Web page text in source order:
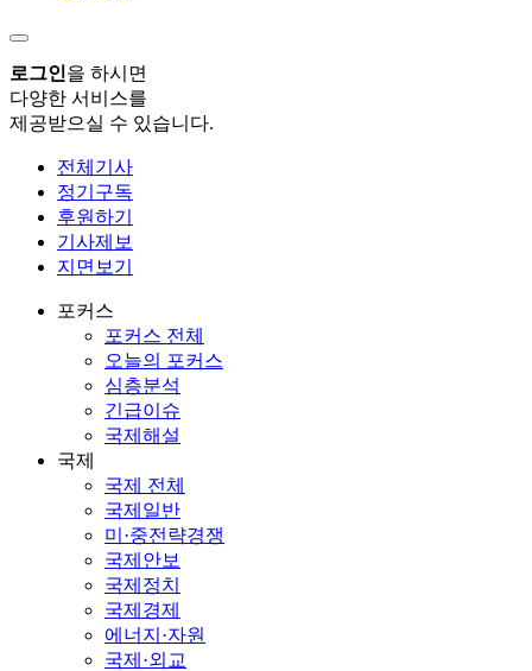
로그인을 하시면
다양한 서비스를
제공받으실 수 있습니다.
전체기사
정기구독
후원하기
기사제보
지면보기
포커스
포커스 전체
오늘의 포커스
심층분석
긴급이슈
국제해설
국제
국제 전체
국제일반
미·중전략경쟁
국제안보
국제정치
국제경제
에너지·자원
국제·외교